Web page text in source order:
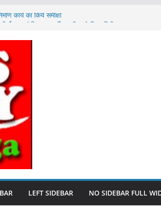
कार्य का किये समीक्षा
को ₹4-4 लाख का अनुग्रह अनुदान चेक प्रदान
करने के लिए 20 अगस्त 2026,अपराह्न 05:00 बजे
LEFT SIDEBAR NO SIDEBAR FULL